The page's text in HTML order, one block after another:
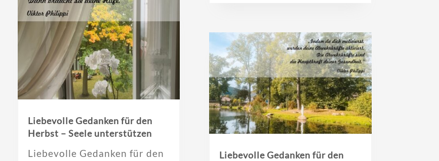
Liebevolle Gedanken für den
Herbst – Seele unterstützen
Liebevolle Gedanken für den
Liebevolle Gedanken für den